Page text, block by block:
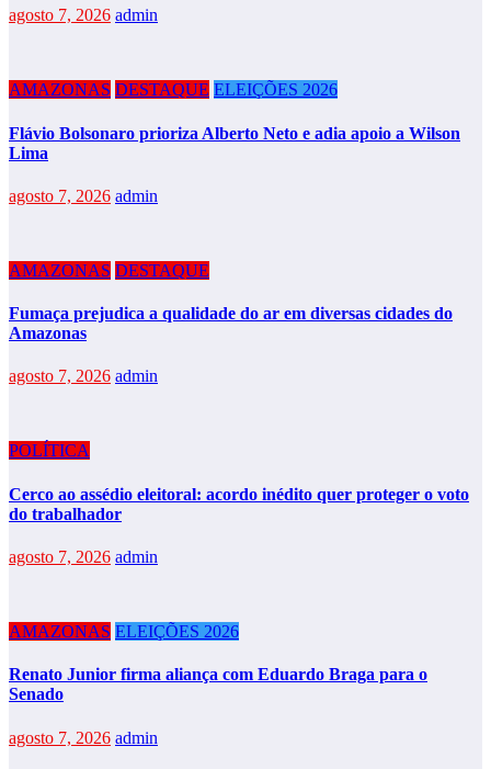
agosto 7, 2026 admin
AMAZONAS DESTAQUE ELEIÇÕES 2026
Flávio Bolsonaro prioriza Alberto Neto e adia apoio a Wilson
Lima
agosto 7, 2026 admin
AMAZONAS DESTAQUE
Fumaça prejudica a qualidade do ar em diversas cidades do
Amazonas
agosto 7, 2026 admin
POLÍTICA
Cerco ao assédio eleitoral: acordo inédito quer proteger o voto
do trabalhador
agosto 7, 2026 admin
AMAZONAS ELEIÇÕES 2026
Renato Junior firma aliança com Eduardo Braga para o
Senado
agosto 7, 2026 admin